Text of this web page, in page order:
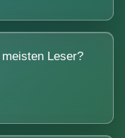
Leser?